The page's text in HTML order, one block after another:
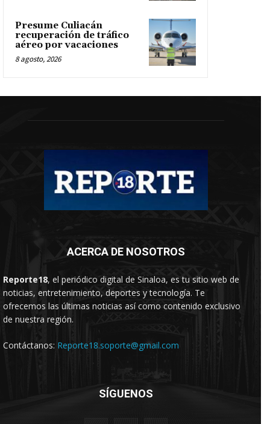
Presume Culiacán
recuperación de tráfico
aéreo por vacaciones
8 agosto, 2026
ACERCA DE NOSOTROS
Reporte18, el periódico digital de Sinaloa, es tu sitio web de
noticias, entretenimiento, deportes y tecnología. Te
ofrecemos las últimas noticias así como contenido exclusivo
de nuestra región.
Contáctanos: Reporte18.soporte@gmail.com
SÍGUENOS